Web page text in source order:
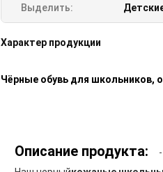
Выделить:
Характер продукции
Чёрные обувь для школьников,
Описание продукта: